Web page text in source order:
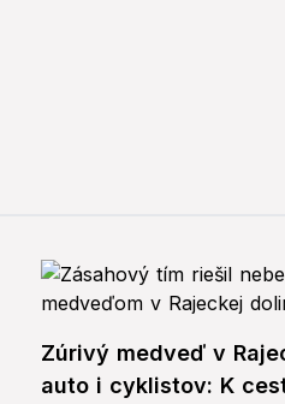
Zúrivý medveď v
auto i cyklistov: K